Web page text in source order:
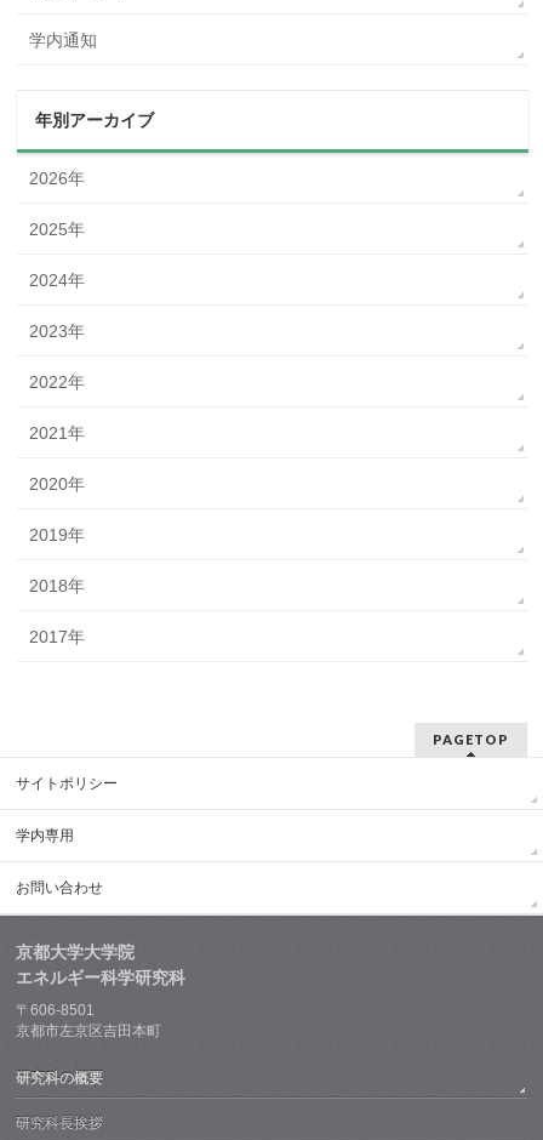
学内通知
年別アーカイブ
2026年
2025年
2024年
2023年
2022年
2021年
2020年
2019年
2018年
2017年
PAGETOP
サイトポリシー
学内専用
お問い合わせ
京都大学大学院
エネルギー科学研究科
〒606-8501
京都市左京区吉田本町
研究科の概要
研究科長挨拶